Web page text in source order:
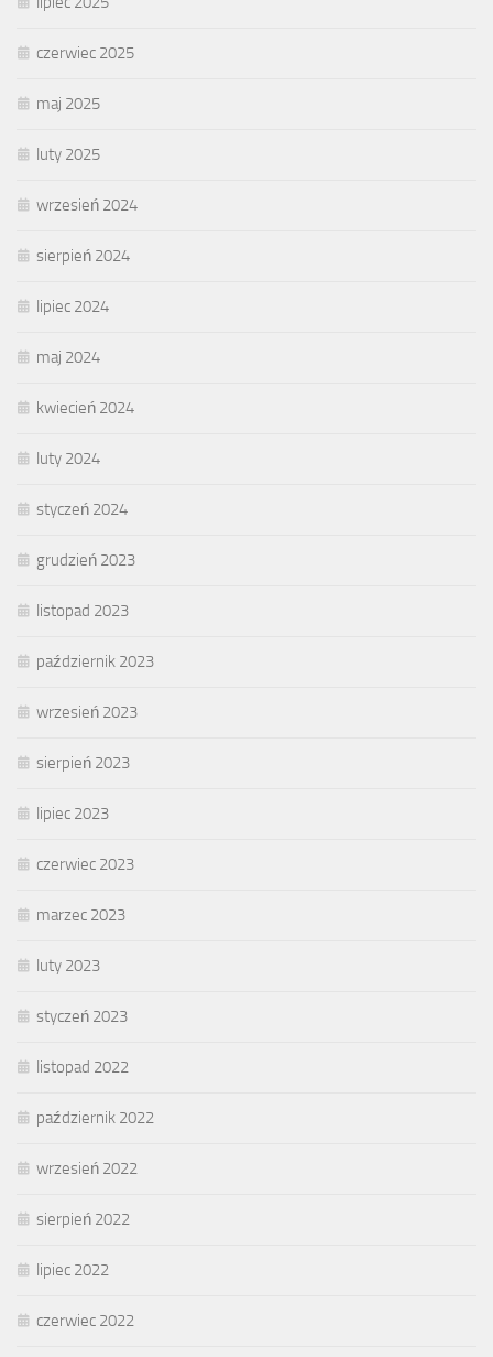
czerwiec 2025
maj 2025
luty 2025
wrzesień 2024
sierpień 2024
lipiec 2024
maj 2024
kwiecień 2024
luty 2024
styczeń 2024
grudzień 2023
listopad 2023
październik 2023
wrzesień 2023
sierpień 2023
lipiec 2023
czerwiec 2023
marzec 2023
luty 2023
styczeń 2023
listopad 2022
październik 2022
wrzesień 2022
sierpień 2022
lipiec 2022
czerwiec 2022